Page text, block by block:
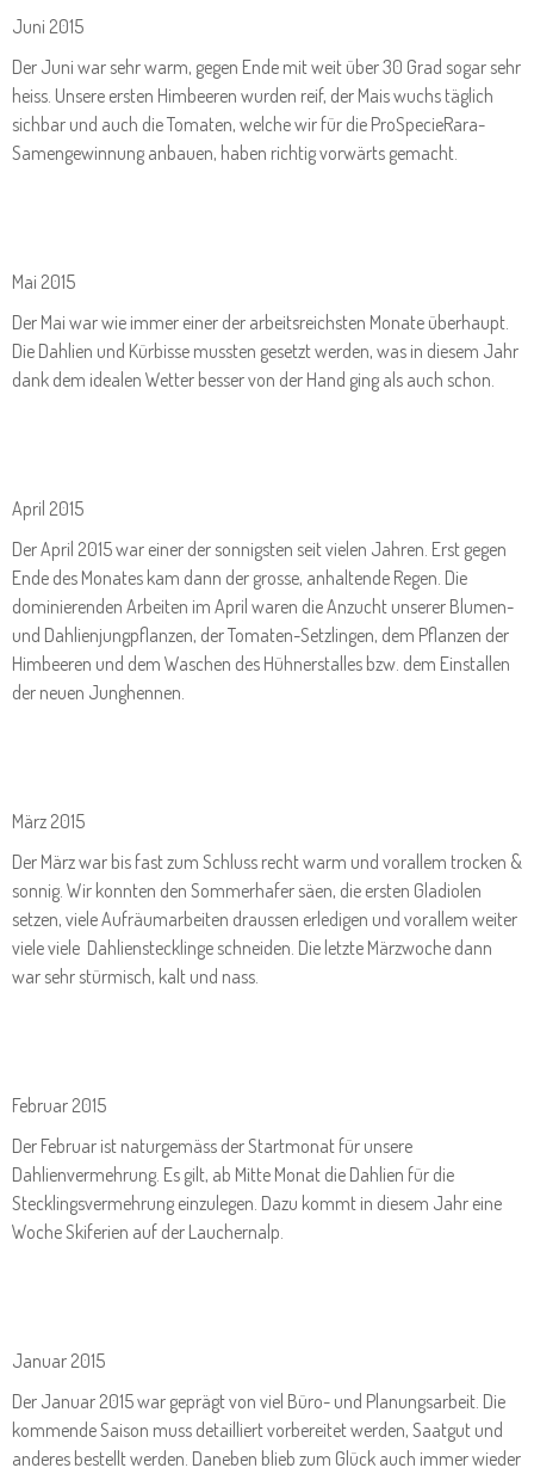
Juni 2015
Der Juni war sehr warm, gegen Ende mit weit über 30 Grad sogar sehr
heiss. Unsere ersten Himbeeren wurden reif, der Mais wuchs täglich
sichbar und auch die Tomaten, welche wir für die ProSpecieRara-
Samengewinnung anbauen, haben richtig vorwärts gemacht.
Mai 2015
Der Mai war wie immer einer der arbeitsreichsten Monate überhaupt.
Die Dahlien und Kürbisse mussten gesetzt werden, was in diesem Jahr
dank dem idealen Wetter besser von der Hand ging als auch schon.
April 2015
Der April 2015 war einer der sonnigsten seit vielen Jahren. Erst gegen
Ende des Monates kam dann der grosse, anhaltende Regen. Die
dominierenden Arbeiten im April waren die Anzucht unserer Blumen-
und Dahlienjungpflanzen, der Tomaten-Setzlingen, dem Pflanzen der
Himbeeren und dem Waschen des Hühnerstalles bzw. dem Einstallen
der neuen Junghennen.
März 2015
Der März war bis fast zum Schluss recht warm und vorallem trocken &
sonnig. Wir konnten den Sommerhafer säen, die ersten Gladiolen
setzen, viele Aufräumarbeiten draussen erledigen und vorallem weiter
viele viele Dahlienstecklinge schneiden. Die letzte Märzwoche dann
war sehr stürmisch, kalt und nass.
Februar 2015
Der Februar ist naturgemäss der Startmonat für unsere
Dahlienvermehrung. Es gilt, ab Mitte Monat die Dahlien für die
Stecklingsvermehrung einzulegen. Dazu kommt in diesem Jahr eine
Woche Skiferien auf der Lauchernalp.
Januar 2015
Der Januar 2015 war geprägt von viel Büro- und Planungsarbeit. Die
kommende Saison muss detailliert vorbereitet werden, Saatgut und
anderes bestellt werden. Daneben blieb zum Glück auch immer wieder